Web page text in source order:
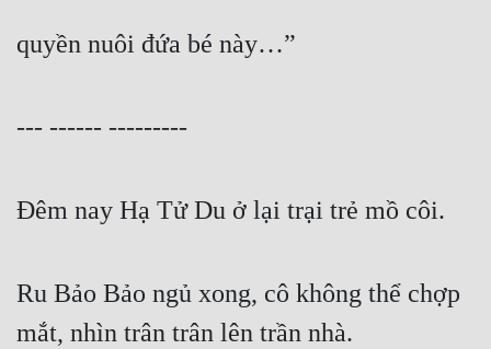
quyền nuôi đứa bé này…”
--- ------ ---------
Đêm nay Hạ Tử Du ở lại trại trẻ mồ côi.
Ru Bảo Bảo ngủ xong, cô không thể chợp
mắt, nhìn trân trân lên trần nhà.